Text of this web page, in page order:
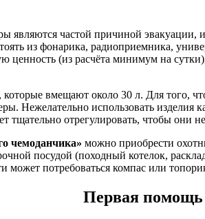
частой причиной эвакуации,
из фонарика, радиоприемника,
ценность (из расчёта минимум на
вмещают около 30 л. Для того,
Нежелательно использовать
отрегулировать, чтобы они
чемоданчика» можно приобрести
посудой (походный котелок,
потребоваться компас или
Первая помощь